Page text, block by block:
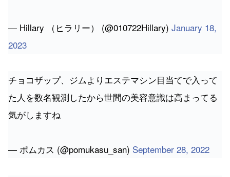
— Hillary （ヒラリー） (@010722Hillary) January 18,
2023
チョコザップ、ジムよりエステマシン目当てで入って
た人を数名観測したから世間の美容意識は高まってる
気がしますね
— ポムカス (@pomukasu_san) September 28, 2022